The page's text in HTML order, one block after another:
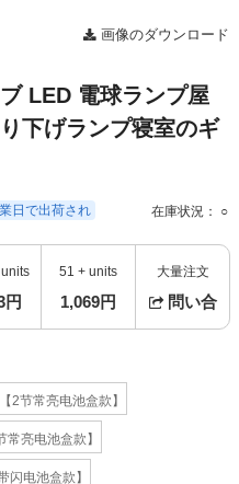
画像のダウンロード
LED 電球ランプ屋
下げランプ寝室のギ
日で出荷され 在庫状況： ○
円
51 + units
1,069円
大量注文
問い合
2节常亮电池盒款】
亮电池盒款】
闪电池盒款】